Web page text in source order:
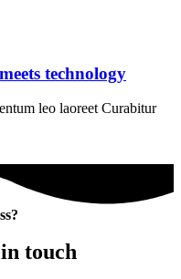
technology
leo laoreet Curabitur
touch